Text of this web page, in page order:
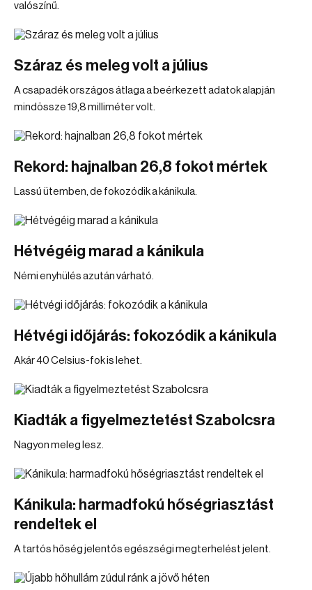
valószínű.
Száraz és meleg volt a július
A csapadék országos átlaga a beérkezett adatok alapján
mindössze 19,8 milliméter volt.
Rekord: hajnalban 26,8 fokot mértek
Lassú ütemben, de fokozódik a kánikula.
Hétvégéig marad a kánikula
Némi enyhülés azután várható.
Hétvégi időjárás: fokozódik a kánikula
Akár 40 Celsius-fok is lehet.
Kiadták a figyelmeztetést Szabolcsra
Nagyon meleg lesz.
Kánikula: harmadfokú hőségriasztást
rendeltek el
A tartós hőség jelentős egészségi megterhelést jelent.